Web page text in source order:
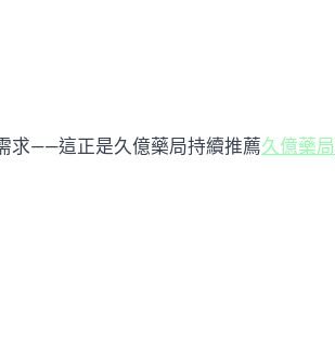
求——這正是久億藥局持續推薦久億藥局